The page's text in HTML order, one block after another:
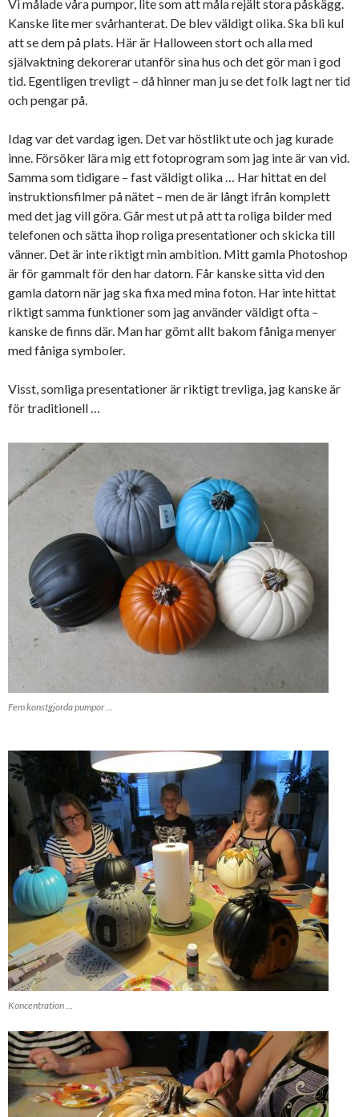
Vi målade våra pumpor, lite som att måla rejält stora påskägg.
Kanske lite mer svårhanterat. De blev väldigt olika. Ska bli kul
att se dem på plats. Här är Halloween stort och alla med
självaktning dekorerar utanför sina hus och det gör man i god
tid. Egentligen trevligt – då hinner man ju se det folk lagt ner tid
och pengar på.
Idag var det vardag igen. Det var höstlikt ute och jag kurade
inne. Försöker lära mig ett fotoprogram som jag inte är van vid.
Samma som tidigare – fast väldigt olika … Har hittat en del
instruktionsfilmer på nätet – men de är långt ifrån komplett
med det jag vill göra. Går mest ut på att ta roliga bilder med
telefonen och sätta ihop roliga presentationer och skicka till
vänner. Det är inte riktigt min ambition. Mitt gamla Photoshop
är för gammalt för den har datorn. Får kanske sitta vid den
gamla datorn när jag ska fixa med mina foton. Har inte hittat
riktigt samma funktioner som jag använder väldigt ofta –
kanske de finns där. Man har gömt allt bakom fåniga menyer
med fåniga symboler.
Visst, somliga presentationer är riktigt trevliga, jag kanske är
för traditionell …
Fem konstgjorda pumpor …
Koncentration …